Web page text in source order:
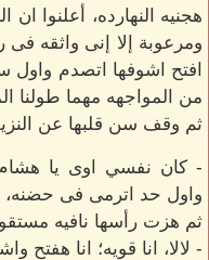
هجنيه النهارده، أعلنوا ان
ومرعوبة إلا إنى واثقه فى
افتح اشوفها اتصدم
من المواجهه مهما طولنا
ثم وقف سن قلبها عن
- كان نفسي اوى يا
واول حد اترمى فى حضنه،
ثم هزت رأسها نافيه
- لالا، انا قويه؛ انا هفتح